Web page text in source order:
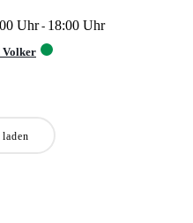
Uhr- 18:00 Uhr
Volker